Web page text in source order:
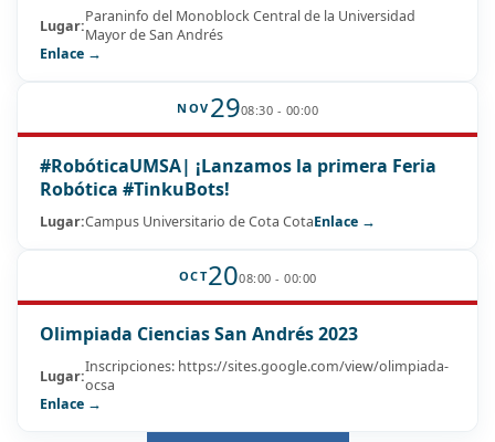
Lugar:Paraninfo del Monoblock Central de la Universidad
Mayor de San Andrés
Enlace →
NOV 2908:30 - 00:00
#RobóticaUMSA| ¡Lanzamos la primera Feria
Robótica #TinkuBots!
Lugar:Campus Universitario de Cota CotaEnlace →
OCT2008:00 - 00:00
Olimpiada Ciencias San Andrés 2023
Lugar:Inscripciones: https://sites.google.com/view/olimpiada-
ocsa
Enlace →